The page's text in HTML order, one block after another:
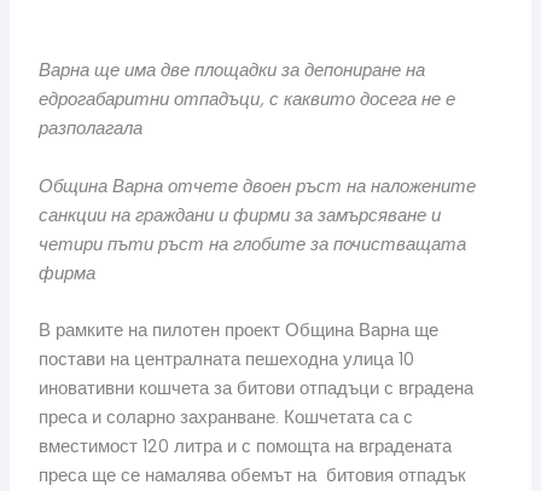
Варна ще има две площадки за депониране на
едрогабаритни отпадъци, с каквито досега не е
разполагала
Община Варна отчете двоен ръст на наложените
санкции на граждани и фирми за замърсяване и
четири пъти ръст на глобите за почистващата
фирма
В рамките на пилотен проект Община Варна ще
постави на централната пешеходна улица 10
иновативни кошчета за битови отпадъци с вградена
преса и соларно захранване. Кошчетата са с
вместимост 120 литра и с помощта на вградената
преса ще се намалява обемът на битовия отпадък